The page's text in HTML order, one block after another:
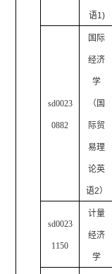
语1)
sd0023
0882
国际
经济
学
（国
际贸
易理
论英
语2）
sd0023
1150
计量
经济
学